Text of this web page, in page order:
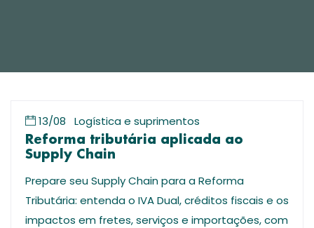
13/08 Logística e suprimentos
Reforma tributária aplicada ao
Supply Chain
Prepare seu Supply Chain para a Reforma
Tributária: entenda o IVA Dual, créditos fiscais e os
impactos em fretes, serviços e importações, com